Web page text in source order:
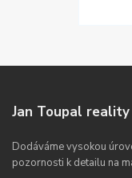
Jan Toupal
Dodáváme vysokou
pozornosti k detailu na